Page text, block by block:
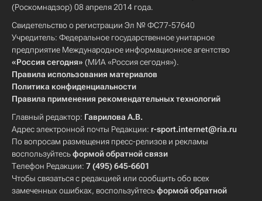
(Роскомнадзор) 08 апреля 2014 года.
Свидетельство о регистрации Эл № ФС77-57640
Учредитель: Федеральное государственное унитарное
предприятие Международное информационное агентство
«Россия сегодня» (МИА «Россия сегодня»).
Правила использования материалов
Политика конфиденциальности
Правила применения рекомендательных технологий
Главный редактор: Гаврилова А.В.
Адрес электронной почты Редакции: r-sport.internet@ria.ru
По вопросам размещения пресс-релизов и рекламы
воспользуйтесьформой обратной связи
Телефон Редакции: 7 (495) 645-6601
Чтобы связаться с редакцией или сообщить обо всех
замеченных ошибках, воспользуйтесьформой обратной